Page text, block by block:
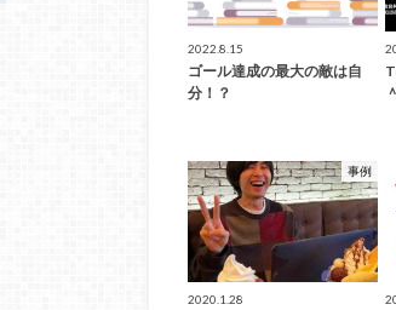
2022.8.15
ゴール達成の最大の敵は自
分！？
事例
2020.1.28